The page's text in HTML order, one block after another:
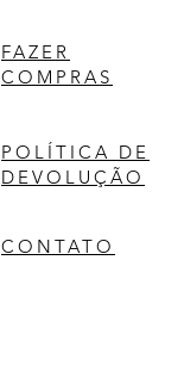
FAZER
COMPRAS
POLÍTICA DE
DEVOLUÇÃO
CONTATO